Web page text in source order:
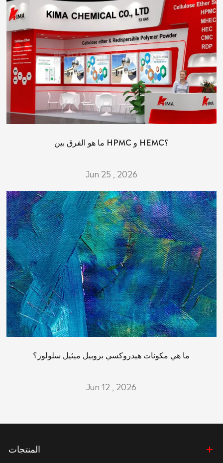
ما هو الفرق بين HPMC و HEMC؟
Jun 25 , 2026
ما هي مكونات هيدروكسي بروبيل ميثيل سلولوز؟
Jun 12 , 2026
المنتجات